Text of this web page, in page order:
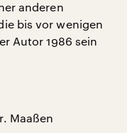
anderen
bis vor wenigen
Autor 1986 sein
Maaßen